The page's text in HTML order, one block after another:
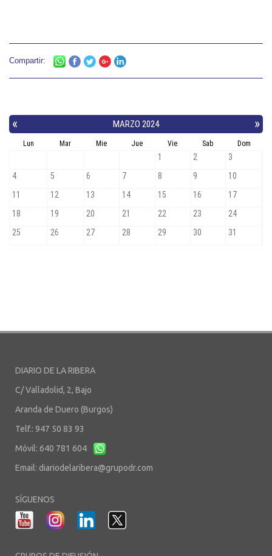
Compartir:
DIARIO DE LA RIBERA
C/ Valladolid, 2, Bajo
Aranda de Duero (Burgos)
Telf.: 947 50 83 93
Móvil: 640 781 604
Email: diariodelaribera@grupodr.com
SÍGUENOS